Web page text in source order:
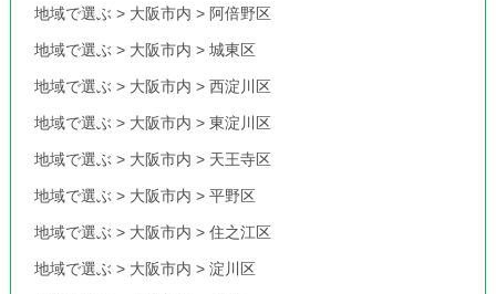
地域で選ぶ > 大阪市内 > 阿倍野区
地域で選ぶ > 大阪市内 >城東区
地域で選ぶ > 大阪市内 >西淀川区
地域で選ぶ > 大阪市内 >東淀川区
地域で選ぶ > 大阪市内 > 天王寺区
地域で選ぶ > 大阪市内 >平野区
地域で選ぶ > 大阪市内 >住之江区
地域で選ぶ > 大阪市内 >淀川区